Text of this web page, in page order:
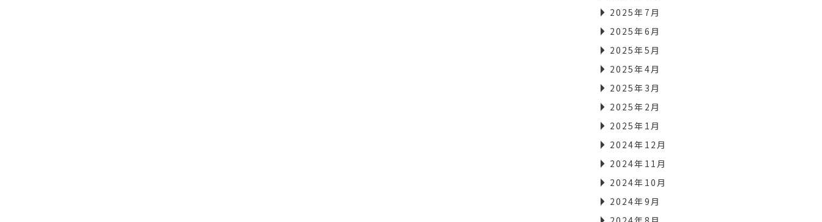
2025年7月
2025年6月
2025年5月
2025年4月
2025年3月
2025年2月
2025年1月
2024年12月
2024年11月
2024年10月
2024年9月